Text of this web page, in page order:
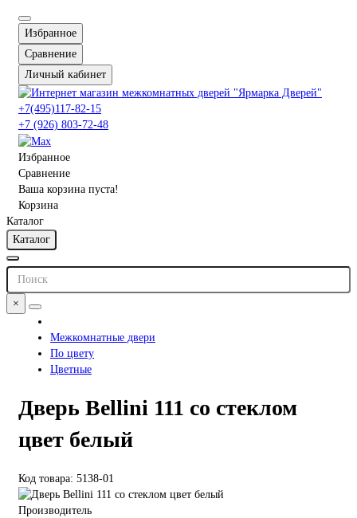
Избранное
Сравнение
Личный кабинет
+7(495)117-82-15
+7 (926) 803-72-48
Избранное
Сравнение
Ваша корзина пуста!
Корзина
Каталог
Каталог
×
Межкомнатные двери
По цвету
Цветные
Дверь Bellini 111 со стеклом
цвет белый
Код товара: 5138-01
Производитель